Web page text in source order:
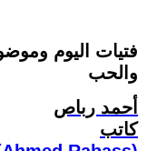
فتيات اليوم
والحب
أحمد رباص
كاتب